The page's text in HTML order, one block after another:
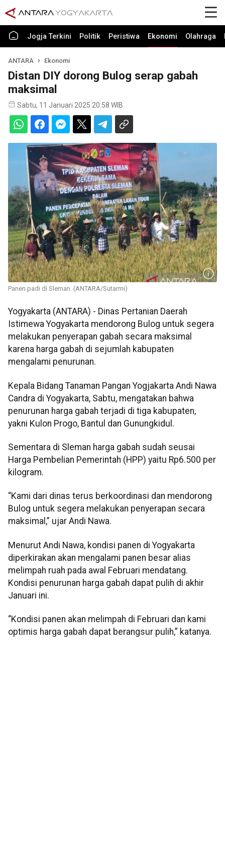
Jogja Terkini Politik Peristiwa Ekonomi Olahraga
ANTARA Ekonomi
Distan DIY dorong Bulog serap gabah
maksimal
Sabtu, 11 Januari 2025 20:58 WIB
Panen padi di Sleman. (ANTARA/Sutarmi)
Yogyakarta (ANTARA) - Dinas Pertanian Daerah
Istimewa Yogyakarta mendorong Bulog untuk segera
melakukan penyerapan gabah secara maksimal
karena harga gabah di sejumlah kabupaten
mengalami penurunan.
Kepala Bidang Tanaman Pangan Yogjakarta Andi Nawa
Candra di Yogyakarta, Sabtu, mengatakan bahwa
penurunan harga gabah terjadi di tiga kabupaten,
yakni Kulon Progo, Bantul dan Gunungkidul.
Sementara di Sleman harga gabah sudah seusai
Harga Pembelian Pemerintah (HPP) yaitu Rp6.500 per
kilogram.
“Kami dari dinas terus berkoordinasi dan mendorong
Bulog untuk segera melakukan penyerapan secara
maksimal,” ujar Andi Nawa.
Menurut Andi Nawa, kondisi panen di Yogyakarta
diperkirakan akan mengalami panen besar alias
melimpah ruah pada awal Februari mendatang.
Kondisi penurunan harga gabah dapat pulih di akhir
Januari ini.
“Kondisi panen akan melimpah di Februari dan kami
optimis harga gabah dapat berangsur pulih,” katanya.